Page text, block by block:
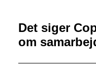
Det siger
om